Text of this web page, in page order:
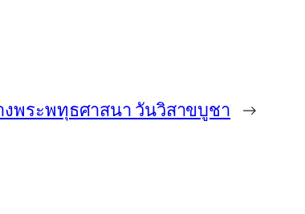
พระพทุธศาสนา วันวิสาขบูชา →